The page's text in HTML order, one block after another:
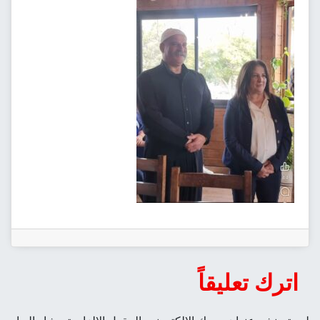
اترك تعليقاً